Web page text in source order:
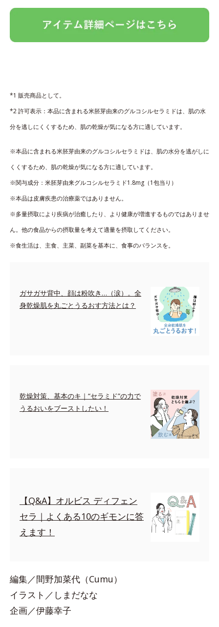
*1 販売商品として。
*2 許可表示：本品に含まれる米胚芽由来のグルコシルセラミドは、肌の水
分を逃しにくくするため、肌の乾燥が気になる方に適しています。
※本品に含まれる米胚芽由来のグルコシルセラミドは、肌の水分を逃がしに
くくするため、肌の乾燥が気になる方に適しています。
※関与成分：米胚芽由来グルコシルセラミド1.8mg（1包当り）
※本品は皮膚疾患の治療薬ではありません。
※多量摂取により疾病が治癒したり、より健康が増進するものではありませ
ん。他の食品からの摂取量を考えて適量を摂取してください。
※食生活は、主食、主菜、副菜を基本に、食事のバランスを。
ガサガサ背中、顔は粉吹き…（涙）。全
身乾燥肌を丸ごとうるおす方法とは？
乾燥対策、基本のキ｜“セラミド”の力で
うるおいをブーストしたい！
【Q&A】オルビス ディフェン
セラ｜よくある10のギモンに答
えます！
編集／間野加菜代（Cumu）
イラスト／しまだなな
企画／伊藤幸子